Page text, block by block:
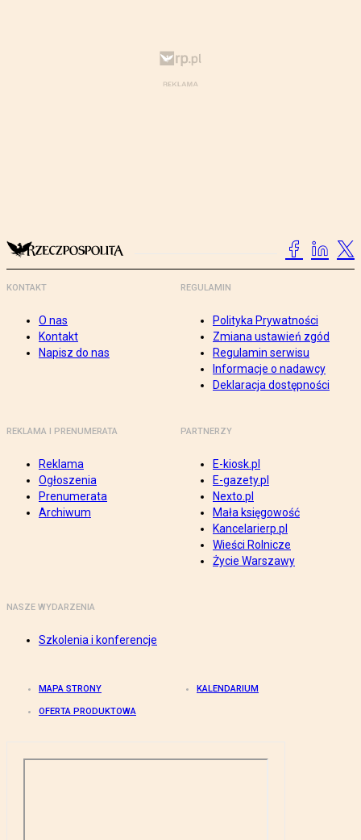
KONTAKT
O nas
Kontakt
Napisz do nas
REGULAMIN
Polityka Prywatności
Zmiana ustawień zgód
Regulamin serwisu
Informacje o nadawcy
Deklaracja dostępności
REKLAMA I PRENUMERATA
Reklama
Ogłoszenia
Prenumerata
Archiwum
PARTNERZY
E-kiosk.pl
E-gazety.pl
Nexto.pl
Mała księgowość
Kancelarierp.pl
Wieści Rolnicze
Życie Warszawy
NASZE WYDARZENIA
Szkolenia i konferencje
MAPA STRONY KALENDARIUM
OFERTA PRODUKTOWA